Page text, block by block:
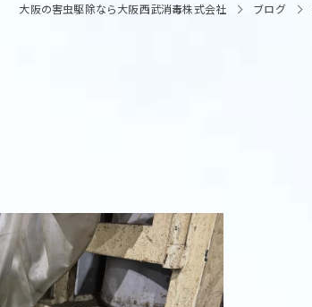
大阪の害虫駆除なら大阪西武消毒株式会社 ブログ